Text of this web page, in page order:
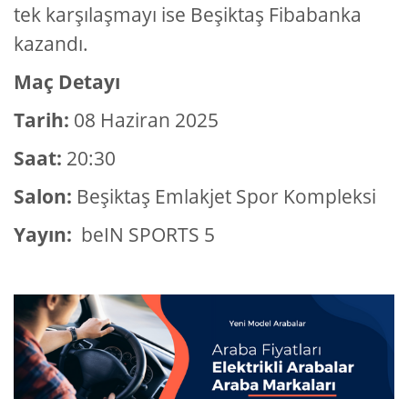
tek karşılaşmayı ise Beşiktaş Fibabanka
kazandı.
Maç Detayı
Tarih: 08 Haziran 2025
Saat: 20:30
Salon: Beşiktaş Emlakjet Spor Kompleksi
Yayın: beIN SPORTS 5